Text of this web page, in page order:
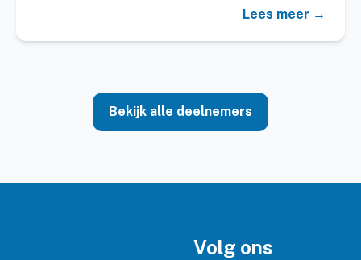
Lees meer →
Bekijk alle deelnemers
Volg ons